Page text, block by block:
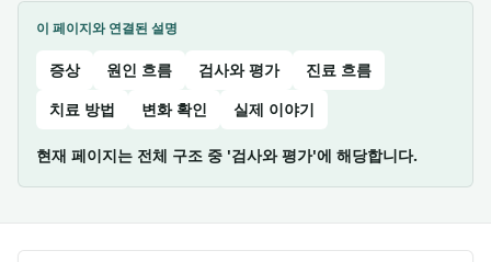
이 페이지와 연결된 설명
증상 원인 흐름 검사와 평가
진료 흐름
치료 방법
변화 확인 실제 이야기
현재 페이지는 전체 구조 중 '검사와 평가'에 해당합니다.